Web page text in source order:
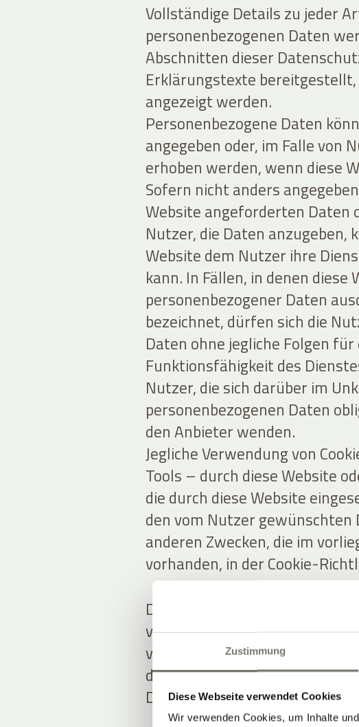
Zustimmung
Diese Webseite verwendet Cookies
Wir verwenden Cookies, um Inhalte
Vollständige Details zu jeder
personenbezogenen Daten
Abschnitten dieser
Erklärungstexte
angezeigt werden.
Personenbezogene Daten
angegeben oder, im Falle von
erhoben werden, wenn diese
Sofern nicht anders
Website angeforderten Daten
Nutzer, die Daten anzugeben,
Website dem Nutzer ihre
kann. In Fällen, in denen diese
personenbezogener Daten
bezeichnet, dürfen sich die
Daten ohne jegliche Folgen
Funktionsfähigkeit des
Nutzer, die sich darüber im
personenbezogenen Daten
den Anbieter wenden.
Jegliche Verwendung von
Tools – durch diese Website
die durch diese Website
den vom Nutzer
anderen Zwecken, die im
vorhanden, in der Cookie-
Die Nutzer sind für alle
verantwortlich, die durch diese
veröffentlicht oder
dass sie die Zustimmung zur
Daten etwaiger Dritter an